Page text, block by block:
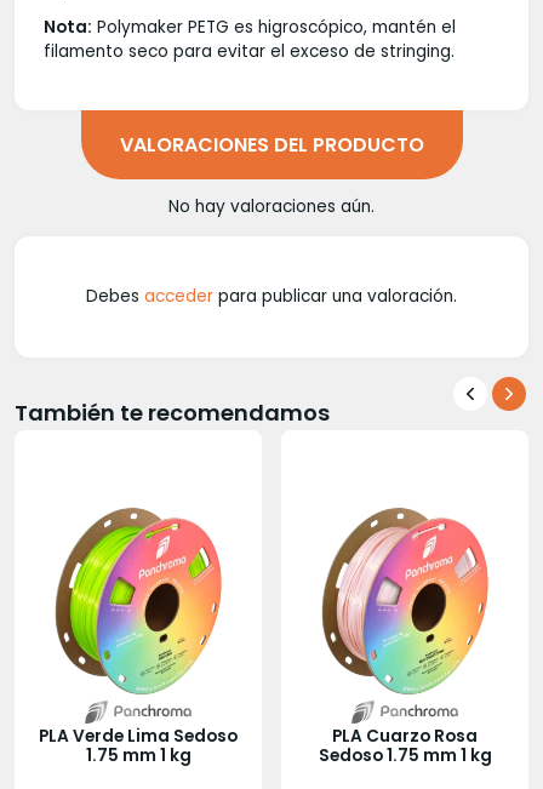
Nota: Polymaker PETG es higroscópico, mantén el
filamento seco para evitar el exceso de stringing.
VALORACIONES DEL PRODUCTO
No hay valoraciones aún.
Debes acceder para publicar una valoración.
También te recomendamos
PLA Verde Lima Sedoso
1.75 mm 1 kg
PLA Cuarzo Rosa
Sedoso 1.75 mm 1 kg